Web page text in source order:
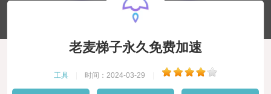
老麦梯子永久免费加速
工具 时间：2024-03-29